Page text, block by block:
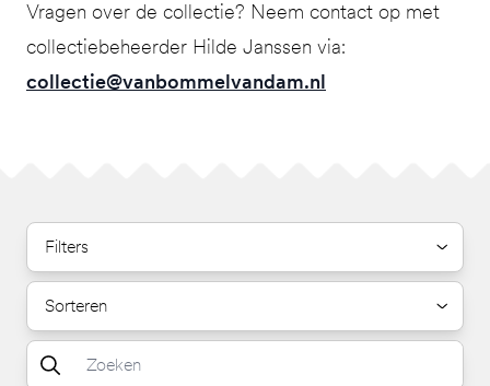
Vragen over de collectie? Neem contact op met
collectiebeheerder Hilde Janssen via:
collectie@vanbommelvandam.nl
Filters
Sorteren